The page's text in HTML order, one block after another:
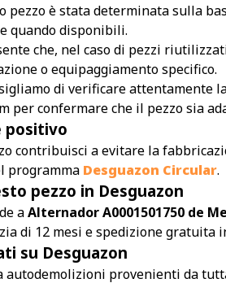
pezzo è stata determinata sulla
quando disponibili.
che, nel caso di pezzi
o equipaggiamento specifico.
di verificare attentamente
per confermare che il pezzo sia
positivo
contribuisci a evitare la
programma Desguazon Circular.
pezzo in Desguazon
aAlternador A0001501750 de
di 12 mesi e spedizione gratuita
su Desguazon
autodemolizioni provenienti da